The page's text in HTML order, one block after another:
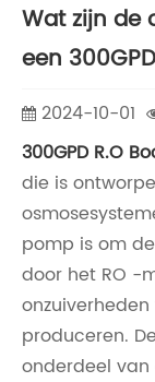
Wat zijn de
een
2024-10-01
300GPD R.O
die is
pomp is om
door het RO -
produceren.
onderdeel van